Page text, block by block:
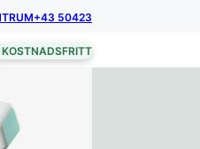
+43 50423